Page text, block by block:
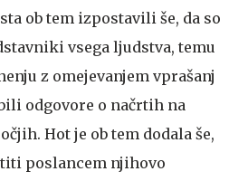
ob tem izpostavili še, da so
vsega ljudstva, temu
z omejevanjem vprašanj
odgovore o načrtih na
Hot je ob tem dodala še,
poslancem njihovo